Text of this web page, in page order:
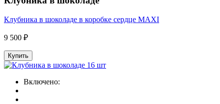
Клубника в шоколаде в коробке сердце MAXI
9 500 ₽
Купить
Включено: